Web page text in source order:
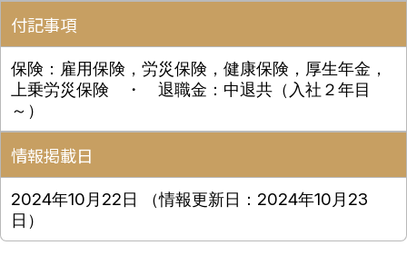
付記事項
保険：雇用保険，労災保険，健康保険，厚生年金，
上乗労災保険 ・ 退職金：中退共（入社２年目
～）
情報掲載日
2024年10月22日
（情報更新日：2024年10月23
日）